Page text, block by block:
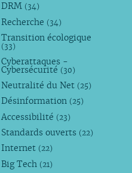
DRM (34)
Recherche (34)
Transition écologique
(33)
Cyberattaques -
Cybersécurité (30)
Neutralité du Net (25)
Désinformation (25)
Accessibilité (23)
Standards ouverts (22)
Internet (22)
Big Tech (21)